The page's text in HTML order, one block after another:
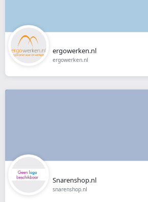
ergowerken.nl
ergowerken.nl
Snarenshop.nl
snarenshop.nl